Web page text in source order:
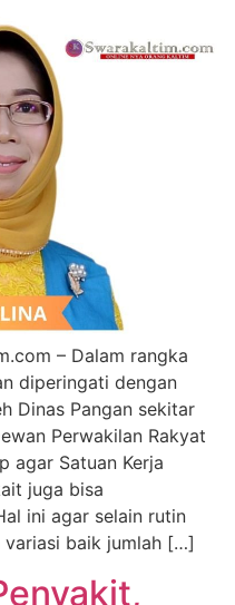
– Dalam rangka
diperingati dengan
Dinas Pangan sekitar
Perwakilan Rakyat
agar Satuan Kerja
juga bisa
ini agar selain rutin
variasi baik jumlah […]